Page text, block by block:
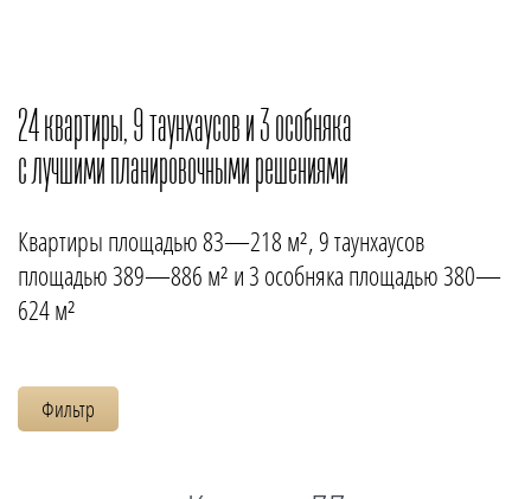
24 квартиры, 9 таунхаусов и 3 особняка
с лучшими планировочными решениями
Квартиры площадью 83—218 м², 9 таунхаусов
площадью 389—886 м² и 3 особняка площадью 380—
624 м²
Фильтр